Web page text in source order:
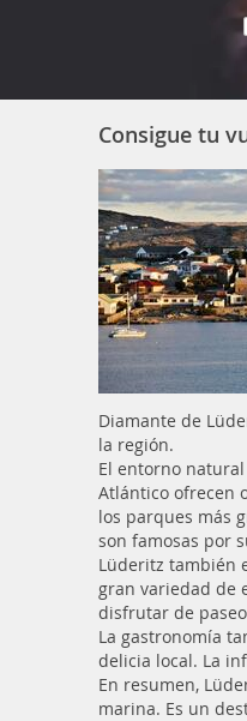
Consigue tu
Diamante de
la región.
El entorno
Atlántico ofrecen
los parques más
son famosas por
Lüderitz también
gran variedad de
disfrutar de
La gastronomía
delicia local. La
En resumen,
marina. Es un